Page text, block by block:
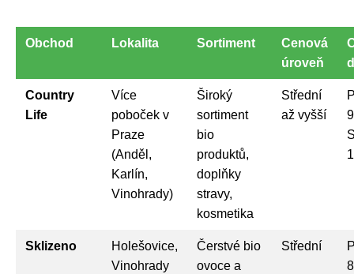
Obchod Lokalita Sortiment
Cenová
úroveň
Country
Life
Více
poboček v
Praze
(Anděl,
Karlín,
Vinohrady)
Široký
sortiment
bio
produktů,
doplňky
stravy,
kosmetika
Střední
až vyšší
Sklizeno
Holešovice,
Vinohrady
Čerstvé bio
ovoce a
Střední